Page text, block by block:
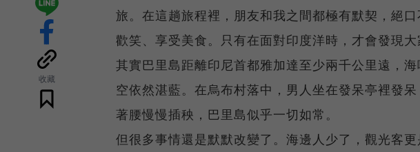
收藏
旅。在這趟旅程裡，朋友和我之間都極有默契，絕
歡笑、享受美食。只有在面對印度洋時，才會發現大
其實巴里島距離印尼首都雅加達至少兩千公里遠，
空依然湛藍。在烏布村落中，男人坐在發呆亭裡發
著腰慢慢插秧，巴里島似乎一切如常。
但很多事情還是默默改變了。海邊人少了，觀光客